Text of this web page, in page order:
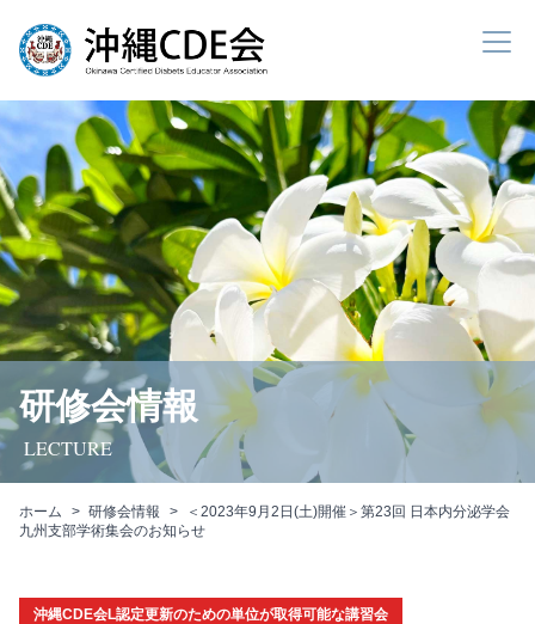
研修会情報
LECTURE
ホーム 研修会情報
＜2023年9月2日(土)開催＞第23回 日本内分泌学会
九州支部学術集会のお知らせ
沖縄CDE会L認定更新のための単位が取得可能な講習会